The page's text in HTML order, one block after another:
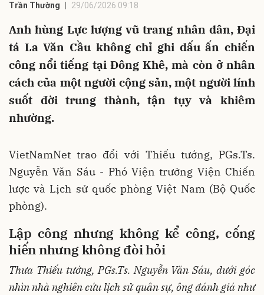
Trần Thường 29/06/2026 09:18
Anh hùng Lực lượng vũ trang nhân dân, Đại
tá La Văn Cầu không chỉ ghi dấu ấn chiến
công nổi tiếng tại Đông Khê, mà còn ở nhân
cách của một người cộng sản, một người lính
suốt đời trung thành, tận tụy và khiêm
nhường.
VietNamNet trao đổi với Thiếu tướng, PGs.Ts.
Nguyễn Văn Sáu - Phó Viện trưởng Viện Chiến
lược và Lịch sử quốc phòng Việt Nam (Bộ Quốc
phòng).
Lập công nhưng không kể công, cống
hiến nhưng không đòi hỏi
Thưa Thiếu tướng, PGs.Ts. Nguyễn Văn Sáu, dưới góc
nhìn nhà nghiên cứu lịch sử quân sự, ông đánh giá như